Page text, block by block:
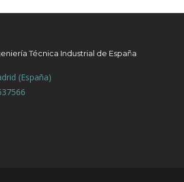
Técnica Industrial de España
(España)